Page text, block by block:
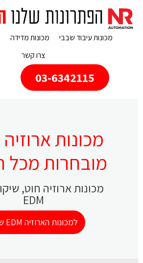
מכונות עיבוד שבבי מכונות מדידה
צרו קשר
03-6342115
מובחרות מכל
מכונות ארוזיה חוט,
EDM
למכונות הארוזיה EDM שלנו